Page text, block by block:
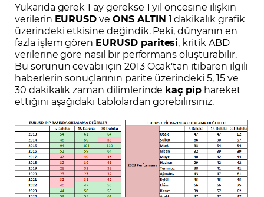
Yukarıda gerek 1 ay gerekse 1 yıl öncesine ilişkin
verilerin EURUSDveONS ALTIN 1 dakikalık grafik
üzerindeki etkisine değindik. Peki, dünyanın en
fazla işlem gören EURUSD paritesi, kritik ABD
verilerine göre nasıl bir performans oluşturabilir.
Bu sorunun cevabı için 2013 Ocak'tan itibaren ilgili
haberlerin sonuçlarının parite üzerindeki 5, 15 ve
30 dakikalık zaman dilimlerinde kaç pip hareket
ettiğini aşağıdaki tablolardan görebilirsiniz.